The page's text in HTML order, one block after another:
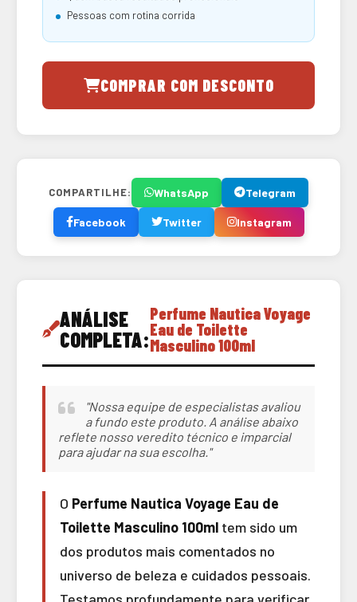
Pessoas com rotina corrida
COMPRAR COM DESCONTO
COMPARTILHE: WhatsApp Telegram
Facebook Twitter Instagram
ANÁLISE
COMPLETA:
Perfume Nautica Voyage
Eau de Toilette
Masculino 100ml
"Nossa equipe de especialistas avaliou
a fundo este produto. A análise abaixo
reflete nosso veredito técnico e imparcial
para ajudar na sua escolha."
O Perfume Nautica Voyage Eau de
Toilette Masculino 100ml tem sido um
dos produtos mais comentados no
universo de beleza e cuidados pessoais.